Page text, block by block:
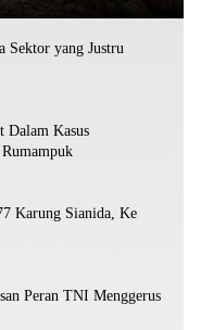
yang Justru
Dalam Kasus
Karung Sianida, Ke
Peran TNI Menggerus